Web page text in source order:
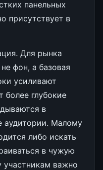
панельных
присутствует в
Для рынка
фон, а базовая
усиливают
более глубокие
в
аудитории. Малому
либо искать
в чужую
участникам важно